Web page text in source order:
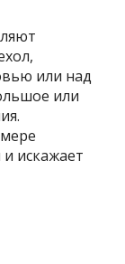
или над
или
искажает